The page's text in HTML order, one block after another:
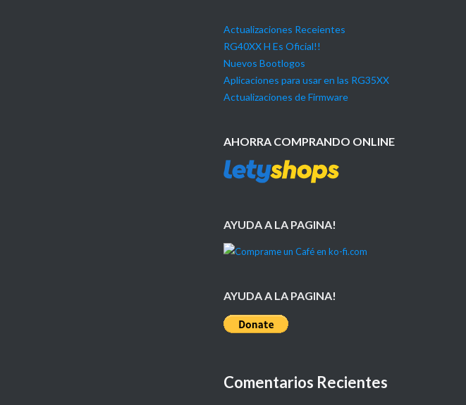
Actualizaciones Receientes
RG40XX H Es Oficial!!
Nuevos Bootlogos
Aplicaciones para usar en las RG35XX
Actualizaciones de Firmware
AHORRA COMPRANDO ONLINE
AYUDA A LA PAGINA!
AYUDA A LA PAGINA!
Comentarios Recientes